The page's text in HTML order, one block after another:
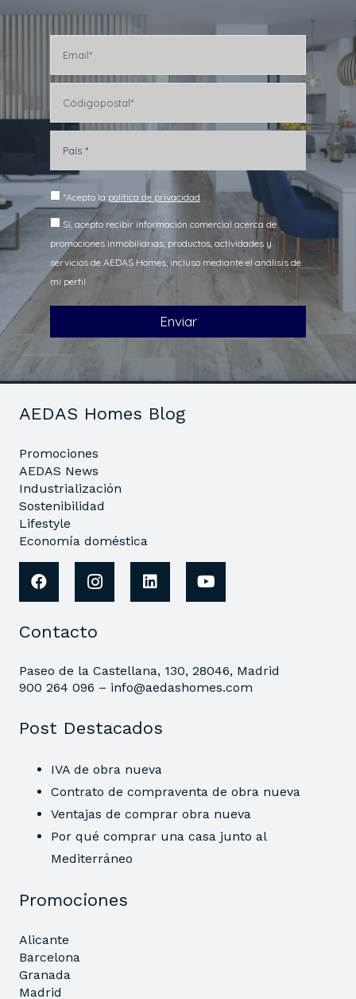
AEDAS Homes Blog
Promociones
AEDAS News
Industrialización
Sostenibilidad
Lifestyle
Economía doméstica
Contacto
Paseo de la Castellana, 130, 28046, Madrid
900 264 096 – info@aedashomes.com
Post Destacados
IVA de obra nueva
Contrato de compraventa de obra nueva
Ventajas de comprar obra nueva
Por qué comprar una casa junto al
Mediterráneo
Promociones
Alicante
Barcelona
Granada
Madrid